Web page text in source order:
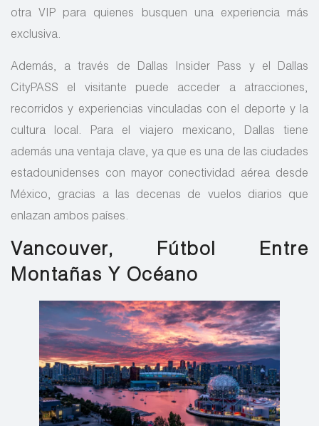
otra VIP para quienes busquen una experiencia más
exclusiva.
Además, a través de Dallas Insider Pass y el Dallas
CityPASS el visitante puede acceder a atracciones,
recorridos y experiencias vinculadas con el deporte y la
cultura local. Para el viajero mexicano, Dallas tiene
además una ventaja clave, ya que es una de las ciudades
estadounidenses con mayor conectividad aérea desde
México, gracias a las decenas de vuelos diarios que
enlazan ambos países.
Vancouver, Fútbol Entre
Montañas Y Océano